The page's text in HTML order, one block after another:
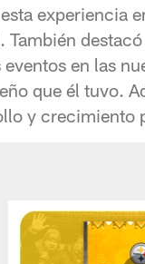
experiencia
en las
que él tuvo.
y crecimiento